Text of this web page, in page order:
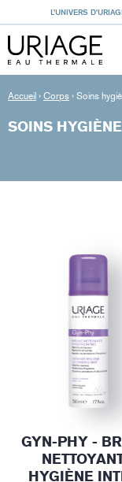
L’UNIVERS
Accueil › Corps › Soins
SOINS
GYN-PHY -
HYGIÈNE